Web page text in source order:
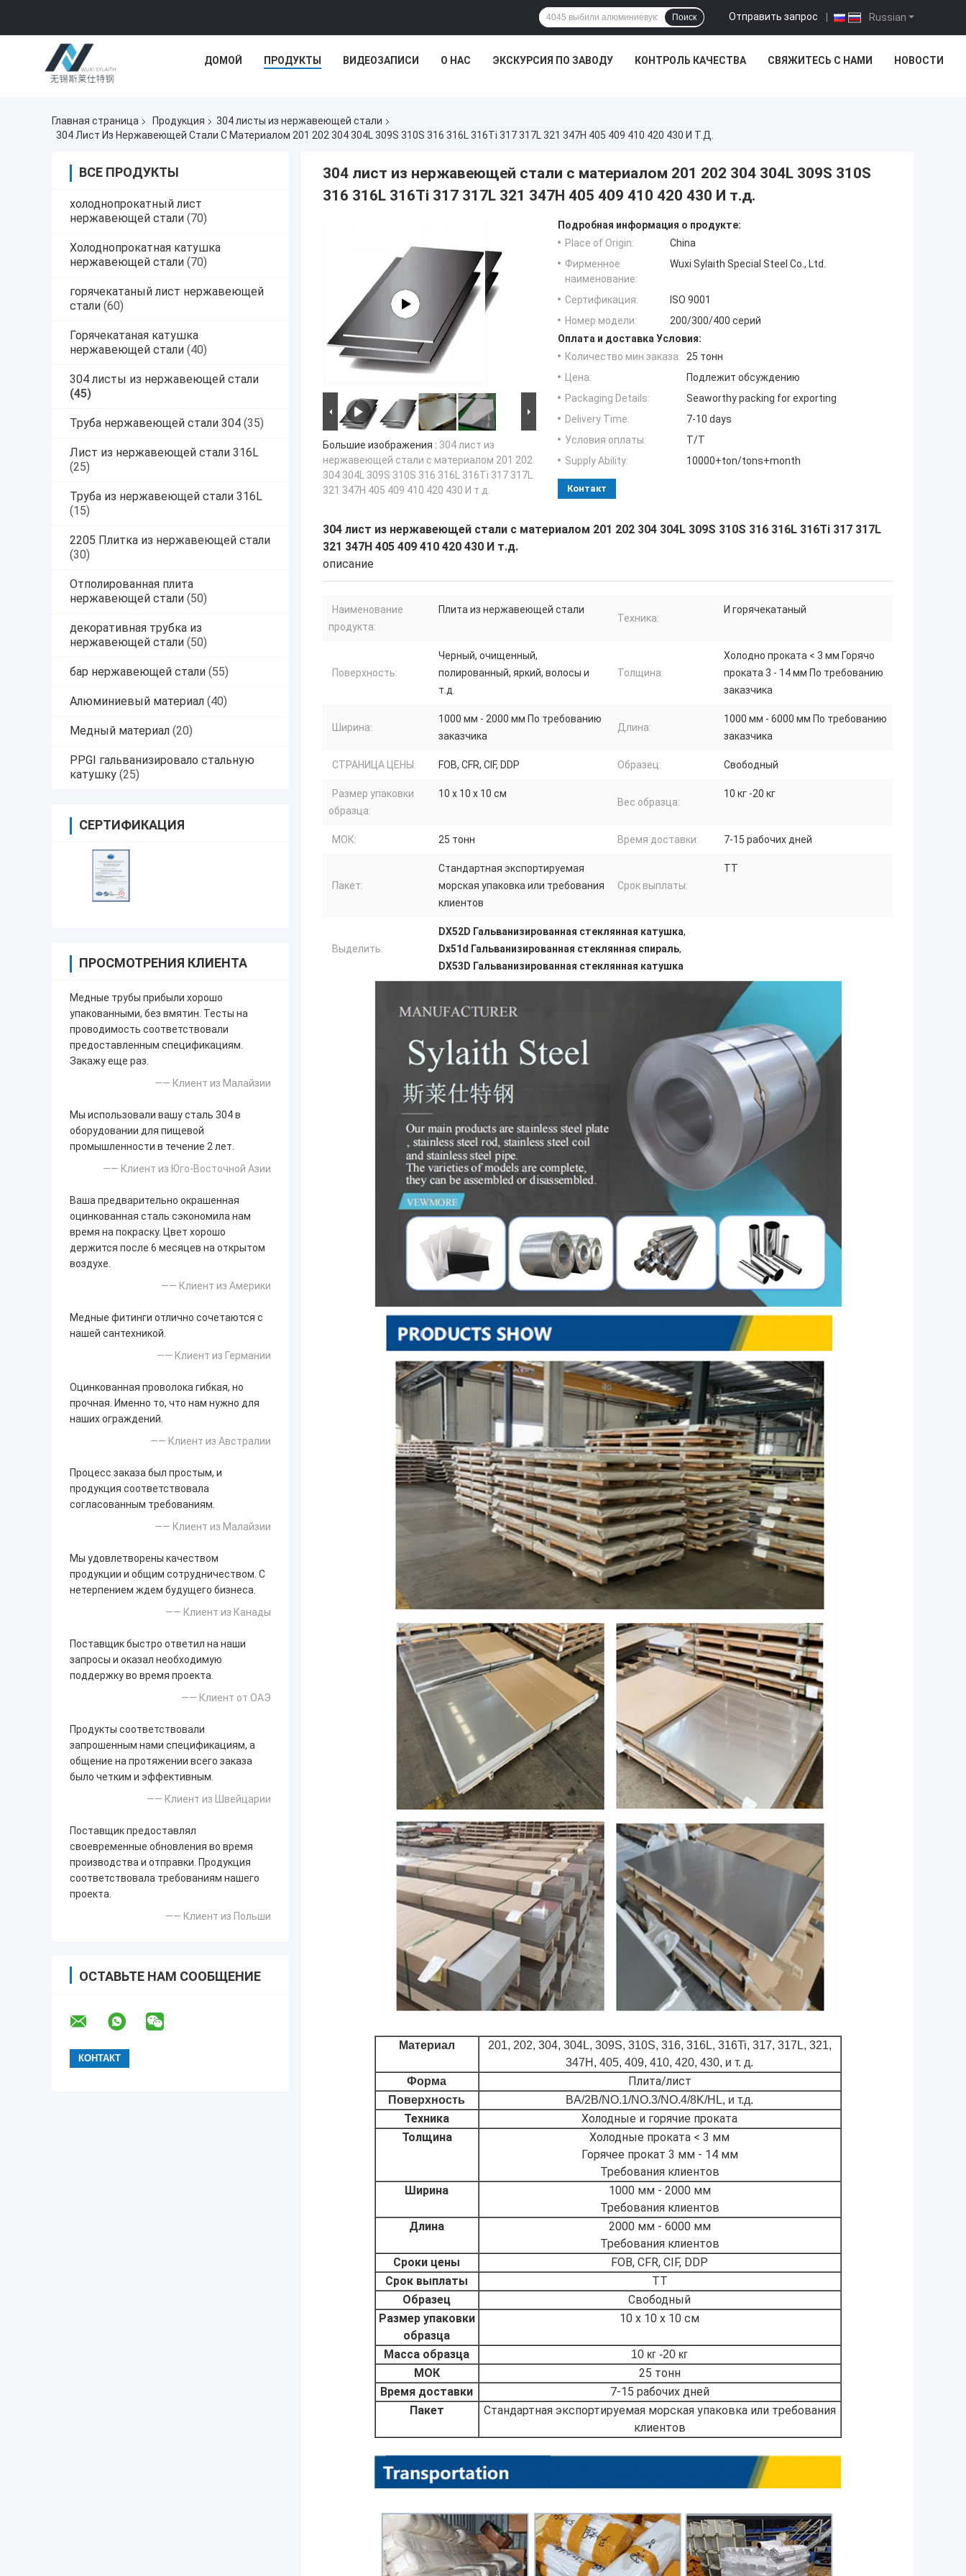
Russian
Отправить запрос |
Поиск
ДОМОЙ ПРОДУКТЫ ВИДЕОЗАПИСИ О НАС ЭКСКУРСИЯ ПО ЗАВОДУ КОНТРОЛЬ КАЧЕСТВА СВЯЖИТЕСЬ С НАМИ НОВОСТИ
Главная страница Продукция
304 листы из нержавеющей стали
304 Лист Из Нержавеющей Стали С Материалом 201 202 304 304L 309S 310S 316 316L 316Ti 317 317L 321 347H 405 409 410 420 430 И Т.д.
ВСЕ ПРОДУКТЫ
холоднопрокатный лист
нержавеющей стали (70)
Холоднопрокатная катушка
нержавеющей стали (70)
горячекатаный лист нержавеющей
стали (60)
Горячекатаная катушка
нержавеющей стали (40)
304 листы из нержавеющей стали
(45)
Труба нержавеющей стали 304 (35)
Лист из нержавеющей стали 316L
(25)
Труба из нержавеющей стали 316L
(15)
2205 Плитка из нержавеющей стали
(30)
Отполированная плита
нержавеющей стали (50)
декоративная трубка из
нержавеющей стали (50)
бар нержавеющей стали (55)
Алюминиевый материал (40)
Медный материал (20)
PPGI гальванизировало стальную
катушку (25)
СЕРТИФИКАЦИЯ
ПРОСМОТРЕНИЯ КЛИЕНТА
Медные трубы прибыли хорошо
упакованными, без вмятин. Тесты на
проводимость соответствовали
предоставленным спецификациям.
Закажу еще раз.
—— Клиент из Малайзии
Мы использовали вашу сталь 304 в
оборудовании для пищевой
промышленности в течение 2 лет.
—— Клиент из Юго-Восточной Азии
Ваша предварительно окрашенная
оцинкованная сталь сэкономила нам
время на покраску. Цвет хорошо
держится после 6 месяцев на открытом
воздухе.
—— Клиент из Америки
Медные фитинги отлично сочетаются с
нашей сантехникой.
—— Клиент из Германии
Оцинкованная проволока гибкая, но
прочная. Именно то, что нам нужно для
наших ограждений.
—— Клиент из Австралии
Процесс заказа был простым, и
продукция соответствовала
согласованным требованиям.
—— Клиент из Малайзии
Мы удовлетворены качеством
продукции и общим сотрудничеством. С
нетерпением ждем будущего бизнеса.
—— Клиент из Канады
Поставщик быстро ответил на наши
запросы и оказал необходимую
поддержку во время проекта.
—— Клиент от ОАЭ
Продукты соответствовали
запрошенным нами спецификациям, а
общение на протяжении всего заказа
было четким и эффективным.
—— Клиент из Швейцарии
Поставщик предоставлял
своевременные обновления во время
производства и отправки. Продукция
соответствовала требованиям нашего
проекта.
—— Клиент из Польши
ОСТАВЬТЕ НАМ СООБЩЕНИЕ
304 лист из нержавеющей стали с материалом 201 202 304 304L 309S 310S
316 316L 316Ti 317 317L 321 347H 405 409 410 420 430 И т.д.
Большие изображения : 304 лист из
нержавеющей стали с материалом 201 202
304 304L 309S 310S 316 316L 316Ti 317 317L
321 347H 405 409 410 420 430 И т.д.
Подробная информация о продукте:
Place of Origin:
China
Фирменное
наименование:
Wuxi Sylaith Special Steel Co., Ltd.
Сертификация:
ISO 9001
Номер модели:
200/300/400 серий
Оплата и доставка Условия:
Количество мин заказа:
25 тонн
Цена:
Подлежит обсуждению
Packaging Details:
Seaworthy packing for exporting
Delivery Time:
7-10 days
Условия оплаты:
T/T
Supply Ability:
10000+ton/tons+month
Контакт
304 лист из нержавеющей стали с материалом 201 202 304 304L 309S 310S 316 316L 316Ti 317 317L
321 347H 405 409 410 420 430 И т.д.
описание
Наименование
продукта:
Плита из нержавеющей стали
Техника:
И горячекатаный
Поверхность:
Черный, очищенный,
полированный, яркий, волосы и
т.д.
Толщина:
Холодно проката < 3 мм Горячо
проката 3 - 14 мм По требованию
заказчика
Ширина:
1000 мм - 2000 мм По требованию
заказчика
Длина:
1000 мм - 6000 мм По требованию
заказчика
СТРАНИЦА ЦЕНЫ: FOB, CFR, CIF, DDP Образец: Свободный
Размер упаковки
образца:
10 x 10 x 10 см
Вес образца:
10 кг -20 кг
МОК: 25 тонн Время доставки: 7-15 рабочих дней
Пакет:
Стандартная экспортируемая
морская упаковка или требования
клиентов
Срок выплаты:
ТТ
Выделить:
DX52D Гальванизированная стеклянная катушка,
Dx51d Гальванизированная стеклянная спираль,
DX53D Гальванизированная стеклянная катушка
Материал
201, 202, 304, 304L, 309S, 310S, 316, 316L, 316Ti, 317, 317L, 321,
347H, 405, 409, 410, 420, 430, и т. д.
Форма
Плита/лист
Поверхность BA/2B/NO.1/NO.3/NO.4/8K/HL, и т.д.
Техника
Холодные и горячие проката
Толщина
Холодные проката < 3 мм
Горячее прокат 3 мм - 14 мм
Требования клиентов
Ширина
1000 мм - 2000 мм
Требования клиентов
Длина
2000 мм - 6000 мм
Требования клиентов
Сроки цены
FOB, CFR, CIF, DDP
Срок выплаты
ТТ
Образец
Свободный
Размер упаковки
образца
10 х 10 х 10 см
Масса образца 10 кг -20 кг
МОК
25 тонн
Время доставки
7-15 рабочих дней
Пакет
Стандартная экспортируемая морская упаковка или требования
клиентов